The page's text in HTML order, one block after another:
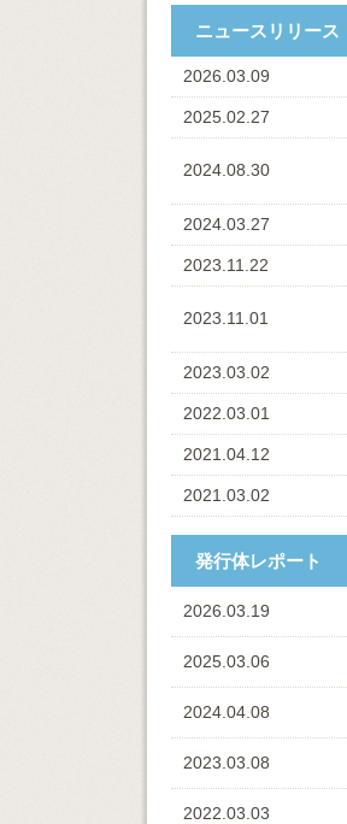
ニュースリリース
2026.03.09
2025.02.27
2024.08.30
2024.03.27
2023.11.22
2023.11.01
2023.03.02
2022.03.01
2021.04.12
2021.03.02
発行体レポート
2026.03.19
2025.03.06
2024.04.08
2023.03.08
2022.03.03